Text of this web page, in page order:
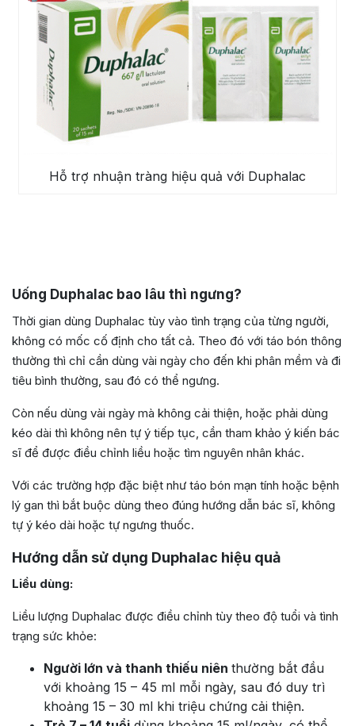
Hỗ trợ nhuận tràng hiệu quả với Duphalac
Uống Duphalac bao lâu thì ngưng?
Thời gian dùng Duphalac tùy vào tình trạng của từng người,
không có mốc cố định cho tất cả. Theo đó với táo bón thông
thường thì chỉ cần dùng vài ngày cho đến khi phân mềm và đi
tiêu bình thường, sau đó có thể ngưng.
Còn nếu dùng vài ngày mà không cải thiện, hoặc phải dùng
kéo dài thì không nên tự ý tiếp tục, cần tham khảo ý kiến bác
sĩ để được điều chỉnh liều hoặc tìm nguyên nhân khác.
Với các trường hợp đặc biệt như táo bón mạn tính hoặc bệnh
lý gan thì bắt buộc dùng theo đúng hướng dẫn bác sĩ, không
tự ý kéo dài hoặc tự ngưng thuốc.
Hướng dẫn sử dụng Duphalac hiệu quả
Liều dùng:
Liều lượng Duphalac được điều chỉnh tùy theo độ tuổi và tình
trạng sức khỏe:
Người lớn và thanh thiếu niên thường bắt đầu
với khoảng 15 – 45 ml mỗi ngày, sau đó duy trì
khoảng 15 – 30 ml khi triệu chứng cải thiện.